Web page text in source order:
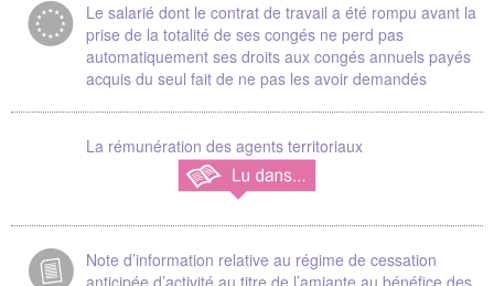
Le salarié dont le contrat de travail a été rompu avant la
prise de la totalité de ses congés ne perd pas
automatiquement ses droits aux congés annuels payés
acquis du seul fait de ne pas les avoir demandés
La rémunération des agents territoriaux
Note d’information relative au régime de cessation